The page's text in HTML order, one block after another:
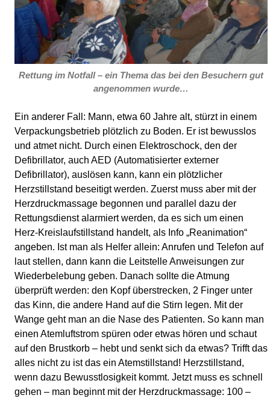
Rettung im Notfall – ein Thema das bei den Besuchern gut
angenommen wurde…
Ein anderer Fall: Mann, etwa 60 Jahre alt, stürzt in einem
Verpackungsbetrieb plötzlich zu Boden. Er ist bewusslos
und atmet nicht. Durch einen Elektroschock, den der
Defibrillator, auch AED (Automatisierter externer
Defibrillator), auslösen kann, kann ein plötzlicher
Herzstillstand beseitigt werden. Zuerst muss aber mit der
Herzdruckmassage begonnen und parallel dazu der
Rettungsdienst alarmiert werden, da es sich um einen
Herz-Kreislaufstillstand handelt, als Info „Reanimation“
angeben. Ist man als Helfer allein: Anrufen und Telefon auf
laut stellen, dann kann die Leitstelle Anweisungen zur
Wiederbelebung geben. Danach sollte die Atmung
überprüft werden: den Kopf überstrecken, 2 Finger unter
das Kinn, die andere Hand auf die Stirn legen. Mit der
Wange geht man an die Nase des Patienten. So kann man
einen Atemluftstrom spüren oder etwas hören und schaut
auf den Brustkorb – hebt und senkt sich da etwas? Trifft das
alles nicht zu ist das ein Atemstillstand! Herzstillstand,
wenn dazu Bewusstlosigkeit kommt. Jetzt muss es schnell
gehen – man beginnt mit der Herzdruckmassage: 100 –